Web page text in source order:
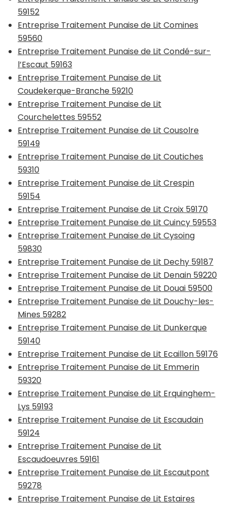
59152
Entreprise Traitement Punaise de Lit Comines
59560
Entreprise Traitement Punaise de Lit Condé-sur-
l’Escaut 59163
Entreprise Traitement Punaise de Lit
Coudekerque-Branche 59210
Entreprise Traitement Punaise de Lit
Courchelettes 59552
Entreprise Traitement Punaise de Lit Cousolre
59149
Entreprise Traitement Punaise de Lit Coutiches
59310
Entreprise Traitement Punaise de Lit Crespin
59154
Entreprise Traitement Punaise de Lit Croix 59170
Entreprise Traitement Punaise de Lit Cuincy 59553
Entreprise Traitement Punaise de Lit Cysoing
59830
Entreprise Traitement Punaise de Lit Dechy 59187
Entreprise Traitement Punaise de Lit Denain 59220
Entreprise Traitement Punaise de Lit Douai 59500
Entreprise Traitement Punaise de Lit Douchy-les-
Mines 59282
Entreprise Traitement Punaise de Lit Dunkerque
59140
Entreprise Traitement Punaise de Lit Ecaillon 59176
Entreprise Traitement Punaise de Lit Emmerin
59320
Entreprise Traitement Punaise de Lit Erquinghem-
Lys 59193
Entreprise Traitement Punaise de Lit Escaudain
59124
Entreprise Traitement Punaise de Lit
Escaudoeuvres 59161
Entreprise Traitement Punaise de Lit Escautpont
59278
Entreprise Traitement Punaise de Lit Estaires